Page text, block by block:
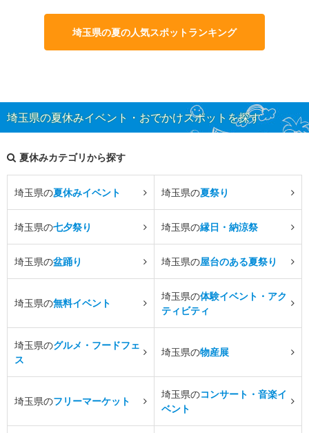
埼玉県の夏の人気スポットランキング
埼玉県の夏休みイベント・おでかけスポットを探す
夏休みカテゴリから探す
埼玉県の夏休みイベント 埼玉県の夏祭り
埼玉県の七夕祭り 埼玉県の縁日・納涼祭
埼玉県の盆踊り 埼玉県の屋台のある夏祭り
埼玉県の無料イベント
埼玉県の体験イベント・アク
ティビティ
埼玉県のグルメ・フードフェ
ス
埼玉県の物産展
埼玉県のフリーマーケット
埼玉県のコンサート・音楽イ
ベント